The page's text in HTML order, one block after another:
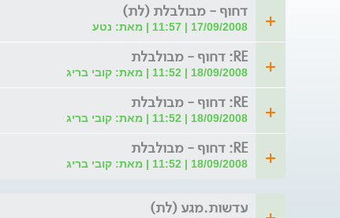
דחוף - מבולבלת (לת)
17/09/2008 | 11:57 | מאת: נטע
RE: דחוף - מבולבלת
18/09/2008 | 11:52 | מאת: קובי בריג
RE: דחוף - מבולבלת
18/09/2008 | 11:52 | מאת: קובי בריג
RE: דחוף - מבולבלת
18/09/2008 | 11:52 | מאת: קובי בריג
עדשות.מגע (לת)